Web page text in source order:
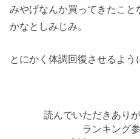
みやげなんか買ってきたこ
かなとしみじみ。
とにかく体調回復させるよう
読んでいただきあり
ランキング